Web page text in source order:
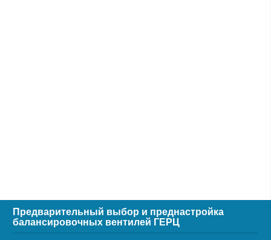
Предварительный выбор и преднастройка
балансировочных вентилей ГЕРЦ